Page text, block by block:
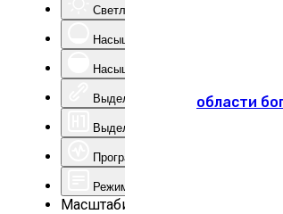
Светлый контраст
Насыщенность -
Насыщенность +
Выделить ссылки
Выделить заголовки
Программа для чтения с экрана
Режим чтения
Масштабирование
области